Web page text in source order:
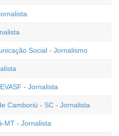
Social - Jornalismo
- Jornalista
Camboriú - SC - Jornalista
MT - Jornalista